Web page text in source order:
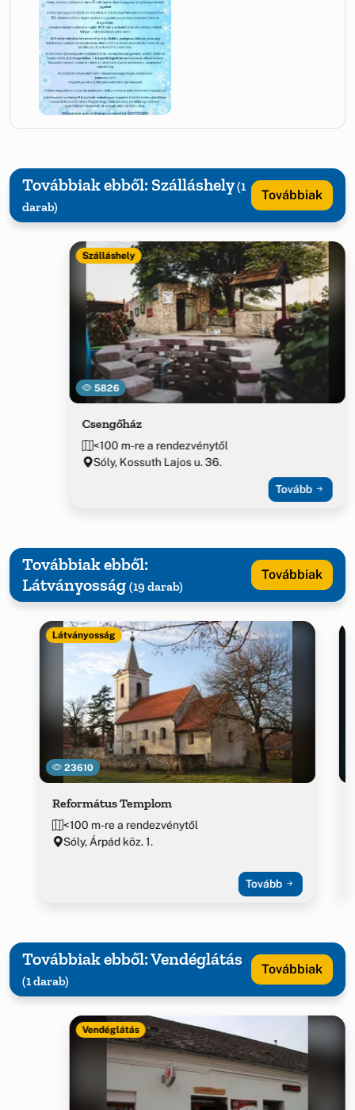
Továbbiak ebből: Szálláshely(1
darab)
Továbbiak
5826
Szálláshely
Csengőház
<100 m-re a rendezvénytől
Sóly, Kossuth Lajos u. 36.
Tovább
Továbbiak ebből:
Látványosság (19 darab)
Továbbiak
23610
Látványosság
Református Templom
<100 m-re a rendezvénytől
Sóly, Árpád köz. 1.
Tovább
Továbbiak ebből: Vendéglátás
(1 darab)
Továbbiak
Vendéglátás